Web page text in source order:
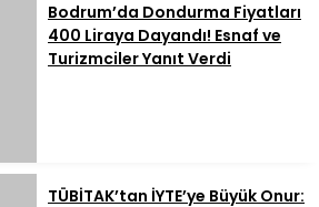
Bodrum’da Dondurma Fiyatları
400 Liraya Dayandı! Esnaf ve
Turizmciler Yanıt Verdi
TÜBİTAK’tan İYTE’ye Büyük Onur: